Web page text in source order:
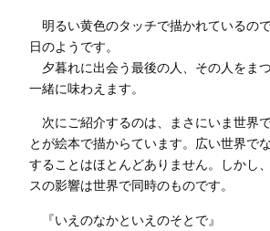
明るい黄色のタッチで描かれているの
日のようです。
夕暮れに出会う最後の人、その人をま
一緒に味わえます。
次にご紹介するのは、まさにいま世界
とが絵本で描からています。広い世界で
することはほとんどありません。しかし
スの影響は世界で同時のものです。
『いえのなかといえのそとで』